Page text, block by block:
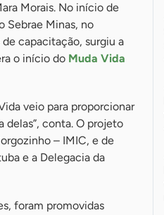
Morais. No início de
Sebrae Minas, no
capacitação, surgiu a
o início do Muda Vida
veio para proporcionar
delas”, conta. O projeto
– IMIC, e de
e a Delegacia da
foram promovidas